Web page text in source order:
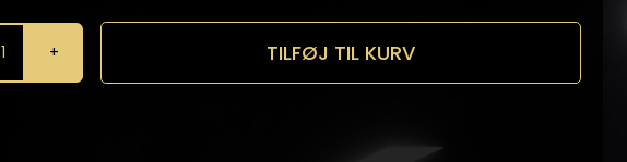
OZ
Ultraleggera
TILFØJ TIL KURV